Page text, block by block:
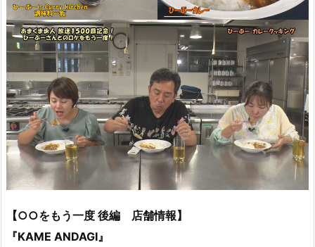
【○○をもう一度 後編 店舗情報】
『KAME ANDAGI』